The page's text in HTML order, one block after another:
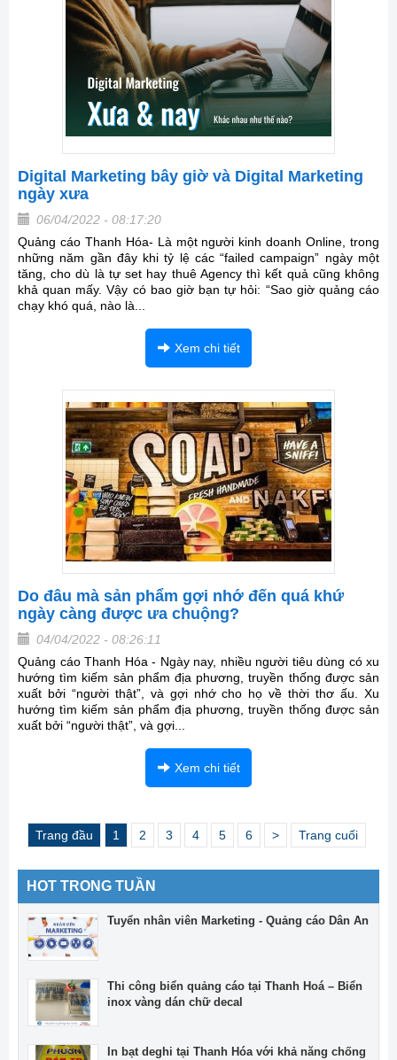
Digital Marketing bây giờ và Digital Marketing
ngày xưa
06/04/2022 - 08:17:20
Quảng cáo Thanh Hóa- Là một người kinh doanh Online, trong
những năm gần đây khi tỷ lệ các “failed campaign” ngày một
tăng, cho dù là tự set hay thuê Agency thì kết quả cũng không
khả quan mấy. Vậy có bao giờ bạn tự hỏi: “Sao giờ quảng cáo
chạy khó quá, nào là...
Xem chi tiết
Do đâu mà sản phẩm gợi nhớ đến quá khứ
ngày càng được ưa chuộng?
04/04/2022 - 08:26:11
Quảng cáo Thanh Hóa - Ngày nay, nhiều người tiêu dùng có xu
hướng tìm kiếm sản phẩm địa phương, truyền thống được sản
xuất bởi “người thật”, và gợi nhớ cho họ về thời thơ ấu. Xu
hướng tìm kiếm sản phẩm địa phương, truyền thống được sản
xuất bởi “người thật”, và gợi...
Xem chi tiết
Trang đầu 1 2 3 4 5 6 > Trang cuối
HOT TRONG TUẦN
Tuyển nhân viên Marketing - Quảng cáo Dân An
Thi công biển quảng cáo tại Thanh Hoá – Biển
inox vàng dán chữ decal
In bạt deghi tại Thanh Hóa với khả năng chống